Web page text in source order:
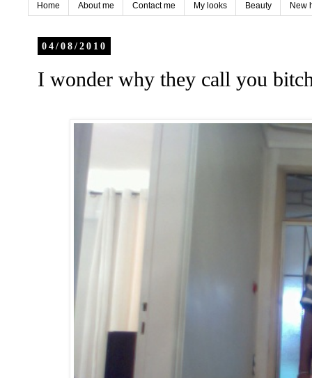
Home About me Contact me My looks Beauty New
04/08/2010
I wonder why they call you